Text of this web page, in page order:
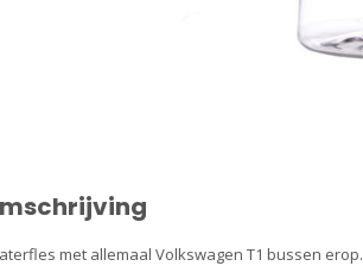
met allemaal Volkswagen T1 bussen erop.